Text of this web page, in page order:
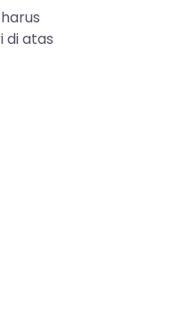
di atas